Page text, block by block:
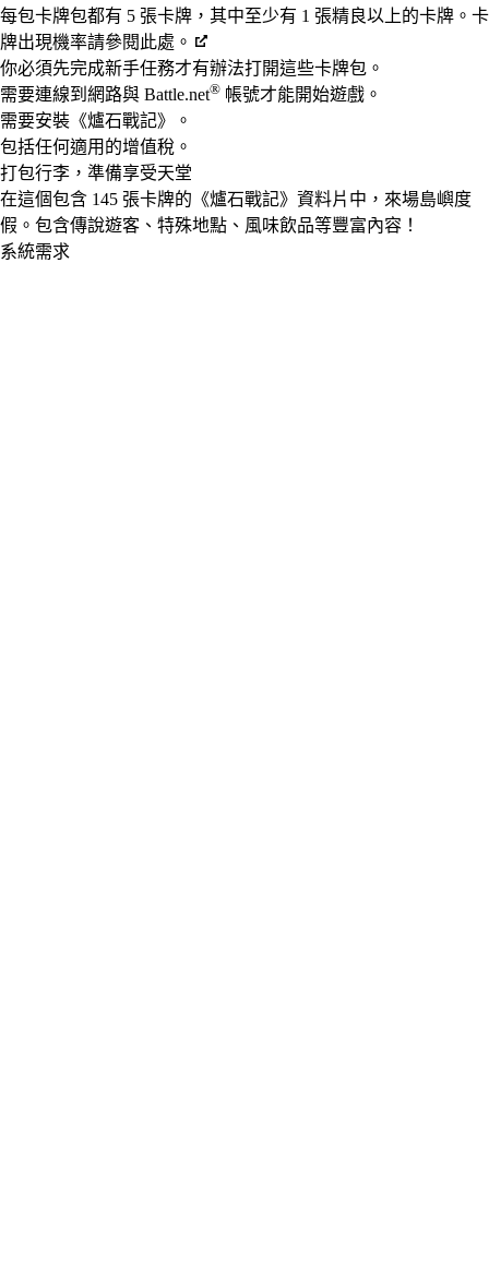
Available actions
每包卡牌包都有 5 張卡牌，其中至少有 1 張精良以上的卡牌。卡
牌出現機率請參閱此處。
你必須先完成新手任務才有辦法打開這些卡牌包。
需要連線到網路與 Battle.net® 帳號才能開始遊戲。
需要安裝《爐石戰記》。
包括任何適用的增值稅。
打包行李，準備享受天堂
在這個包含 145 張卡牌的《爐石戰記》資料片中，來場島嶼度
假。包含傳說遊客、特殊地點、風味飲品等豐富內容！
系統需求